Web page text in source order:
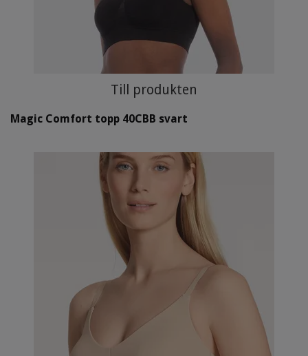
Till produkten
Magic Comfort topp 40CBB svart